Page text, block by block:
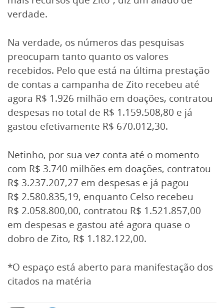
verdade.
Na verdade, os números das pesquisas
preocupam tanto quanto os valores
recebidos. Pelo que está na última prestação
de contas a campanha de Zito recebeu até
agora R$ 1.926 milhão em doações, contratou
despesas no total de R$ 1.159.508,80 e já
gastou efetivamente R$ 670.012,30.
Netinho, por sua vez conta até o momento
com R$ 3.740 milhões em doações, contratou
R$ 3.237.207,27 em despesas e já pagou
R$ 2.580.835,19, enquanto Celso recebeu
R$ 2.058.800,00, contratou R$ 1.521.857,00
em despesas e gastou até agora quase o
dobro de Zito, R$ 1.182.122,00.
*O espaço está aberto para manifestação dos
citados na matéria